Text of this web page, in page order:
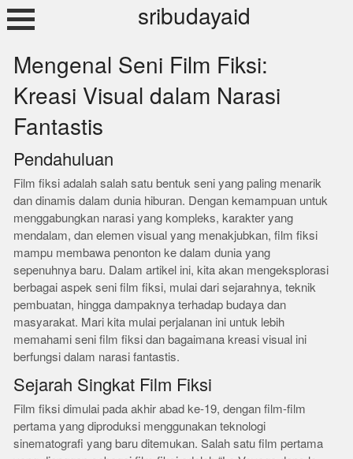
Skip
to
sribudayaid
Mengenal Seni Film Fiksi:
Kreasi Visual dalam Narasi
Fantastis
Pendahuluan
Film fiksi adalah salah satu bentuk seni yang paling menarik
dan dinamis dalam dunia hiburan. Dengan kemampuan untuk
menggabungkan narasi yang kompleks, karakter yang
mendalam, dan elemen visual yang menakjubkan, film fiksi
mampu membawa penonton ke dalam dunia yang
sepenuhnya baru. Dalam artikel ini, kita akan mengeksplorasi
berbagai aspek seni film fiksi, mulai dari sejarahnya, teknik
pembuatan, hingga dampaknya terhadap budaya dan
masyarakat. Mari kita mulai perjalanan ini untuk lebih
memahami seni film fiksi dan bagaimana kreasi visual ini
berfungsi dalam narasi fantastis.
Sejarah Singkat Film Fiksi
Film fiksi dimulai pada akhir abad ke-19, dengan film-film
pertama yang diproduksi menggunakan teknologi
sinematografi yang baru ditemukan. Salah satu film pertama